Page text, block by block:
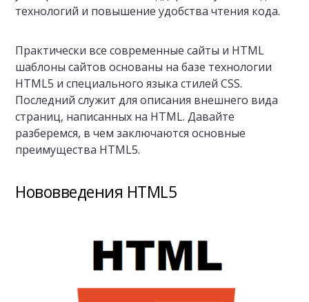
технологий и повышение удобства чтения кода.
Практически все современные сайты и HTML
шаблоны сайтов основаны на базе технологии
HTML5 и специального языка стилей CSS.
Последний служит для описания внешнего вида
страниц, написанных на HTML. Давайте
разберемся, в чем заключаются основные
преимущества HTML5.
Нововведения HTML5